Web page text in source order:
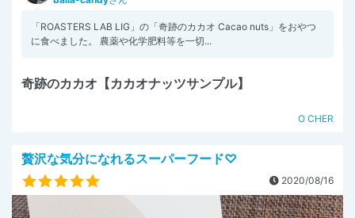
「ROASTERS LAB LIG」の「奇跡のカカオ Cacao nuts」をおやつ
に食べました。 農薬や化学肥料等を一切...
奇跡のカカオ【カカオナッツサンプル】
O CHER
贅沢な気分になれるスーパーフード♡
2020/08/16